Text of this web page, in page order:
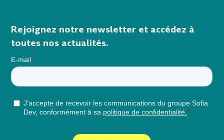
Rejoignez notre newsletter et accédez à
toutes nos actualités.